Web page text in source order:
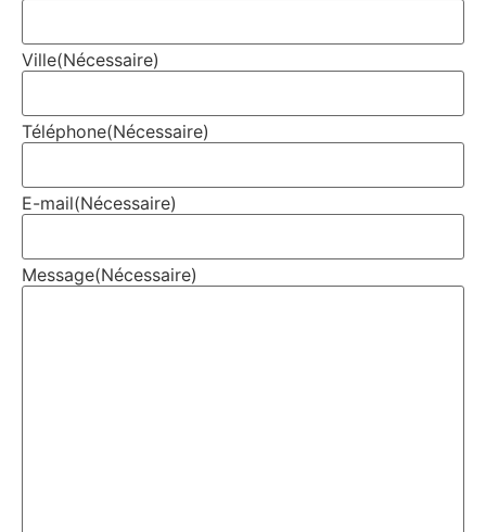
Ville(Nécessaire)
Téléphone(Nécessaire)
E-mail(Nécessaire)
Message(Nécessaire)